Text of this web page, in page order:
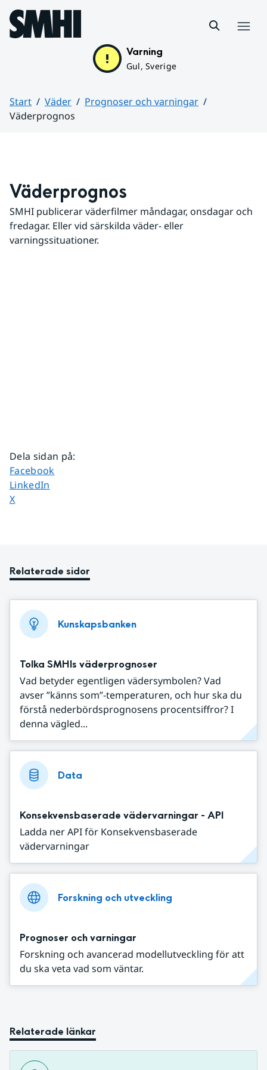
Hoppa till sidans innehåll
Varning
Gul, Sverige
Start Väder
Prognoser och varningar
Väderprognos
Väderprognos
SMHI publicerar väderfilmer måndagar, onsdagar och
fredagar. Eller vid särskilda väder- eller
varningssituationer.
Dela sidan på:
Dela sidan på
Facebook
Dela sidan på
LinkedIn
Dela sidan på
X
Relaterade sidor
Kunskapsbanken
Tolka SMHIs väderprognoser
Vad betyder egentligen vädersymbolen? Vad
avser ”känns som”-temperaturen, och hur ska du
förstå nederbördsprognosens procentsiffror? I
denna vägled...
Data
Konsekvensbaserade vädervarningar - API
Ladda ner API för Konsekvensbaserade
vädervarningar
Forskning och utveckling
Prognoser och varningar
Forskning och avancerad modellutveckling för att
du ska veta vad som väntar.
Relaterade länkar